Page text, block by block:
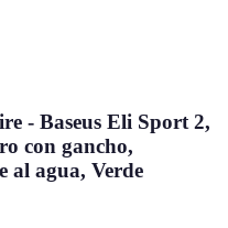
- Baseus Eli Sport 2,
con gancho,
al agua, Verde